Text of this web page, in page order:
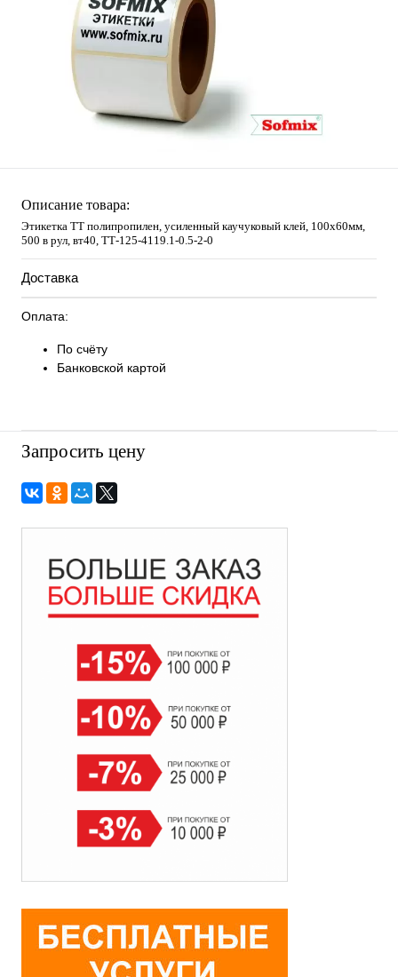
Описание товара:
Этикетка ТТ полипропилен, усиленный каучуковый клей, 100х60мм,
500 в рул, вт40, TТ-125-4119.1-0.5-2-0
Доставка
Оплата:
По счёту
Банковской картой
Запросить цену